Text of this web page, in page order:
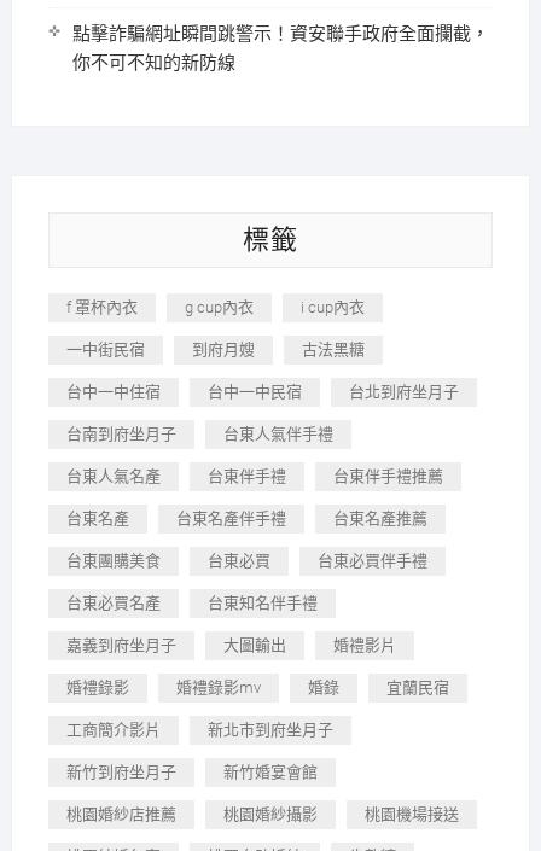
點擊詐騙網址瞬間跳警示！資安聯手政府全面攔截，
你不可不知的新防線
標籤
f 罩杯內衣 g cup內衣 i cup內衣
一中街民宿 到府月嫂 古法黑糖
台中一中住宿 台中一中民宿 台北到府坐月子
台南到府坐月子 台東人氣伴手禮
台東人氣名產 台東伴手禮 台東伴手禮推薦
台東名產 台東名產伴手禮 台東名產推薦
台東團購美食 台東必買 台東必買伴手禮
台東必買名產 台東知名伴手禮
嘉義到府坐月子 大圖輸出 婚禮影片
婚禮錄影 婚禮錄影mv 婚錄 宜蘭民宿
工商簡介影片 新北市到府坐月子
新竹到府坐月子 新竹婚宴會館
桃園婚紗店推薦 桃園婚紗攝影 桃園機場接送